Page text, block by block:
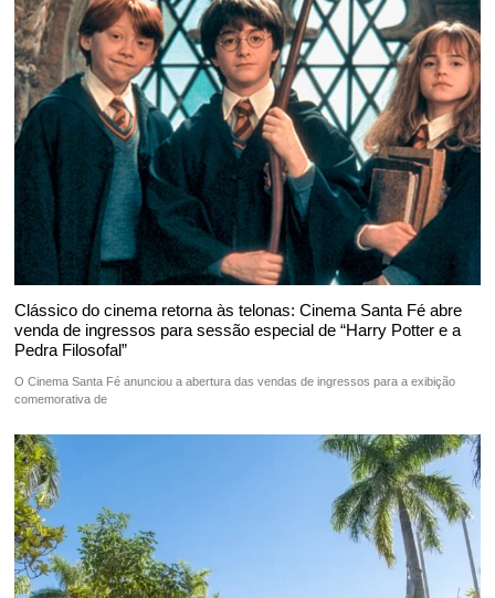
Clássico do cinema retorna às telonas: Cinema Santa Fé abre
venda de ingressos para sessão especial de “Harry Potter e a
Pedra Filosofal”
O Cinema Santa Fé anunciou a abertura das vendas de ingressos para a exibição
comemorativa de